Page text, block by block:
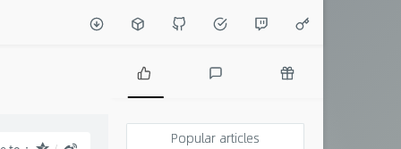
P
t
Popular articles